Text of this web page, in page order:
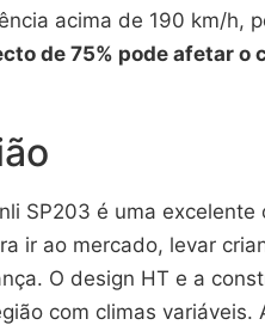
acima de 190 km/h,
de 75% pode afetar
SP203 é uma
ir ao mercado, levar
O design HT e a
com climas